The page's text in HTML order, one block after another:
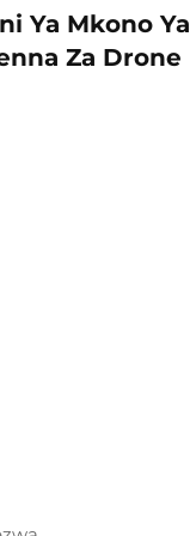
Ya Mkono Ya
Za Drone